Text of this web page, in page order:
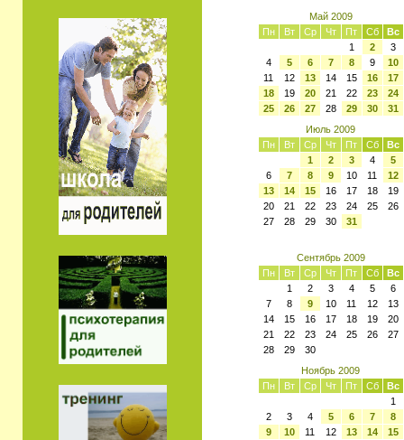
Май 2009
Пн
Вт Ср Чт Пт Сб
Вс
1
2
3
4
5 6 7 8 9
10
11
12 13 14 15 16
17
18
19 20 21 22 23
24
25
26 27 28 29 30
31
Июль 2009
Пн
Вт Ср Чт Пт Сб
Вс
1
2 3 4
5
6
7 8 9 10 11
12
13
14 15 16 17 18
19
20
21 22 23 24 25
26
27
28 29 30 31
Сентябрь 2009
Пн
Вт Ср Чт Пт Сб
Вс
1
2 3 4 5
6
7
8 9 10 11 12
13
14
15 16 17 18 19
20
21
22 23 24 25 26
27
28
29
30
Ноябрь 2009
Пн
Вт Ср Чт Пт Сб
Вс
1
2
3 4 5 6 7
8
9
10 11 12 13 14
15